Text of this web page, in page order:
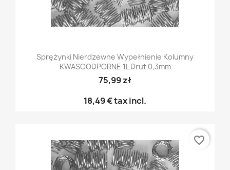
Sprężynki Nierdzewne Wypełnienie Kolumny
KWASOODPORNE 1L Drut 0,3mm
75,99 zł
18,49 €tax incl.
favorite_border